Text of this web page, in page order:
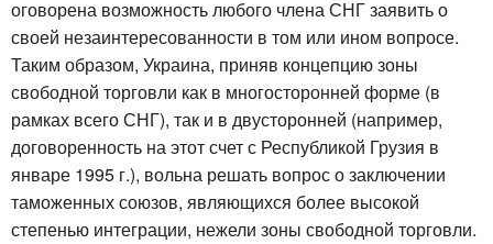
оговорена возможность любого члена СНГ заявить о
своей незаинтересованности в том или ином вопросе.
Таким образом, Украина, приняв концепцию зоны
свободной торговли как в многосторонней форме (в
рамках всего СНГ), так и в двусторонней (например,
договоренность на этот счет с Республикой Грузия в
январе 1995 г.), вольна решать вопрос о заключении
таможенных союзов, являющихся более высокой
степенью интеграции, нежели зоны свободной торговли.